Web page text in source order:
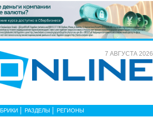
7 АВГУСТА 2026
РАЗДЕЛЫ РЕГИОНЫ